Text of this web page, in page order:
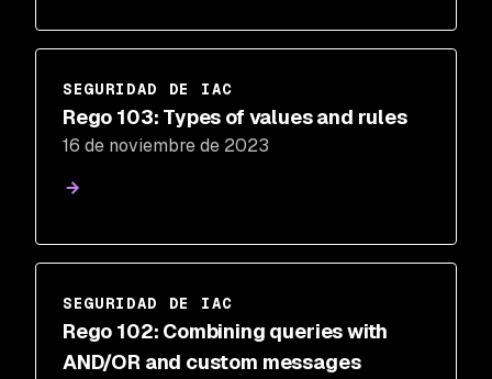
SEGURIDAD DE IAC
Rego 103: Types of values and rules
16 de noviembre de 2023
SEGURIDAD DE IAC
Rego 102: Combining queries with
AND/OR and custom messages